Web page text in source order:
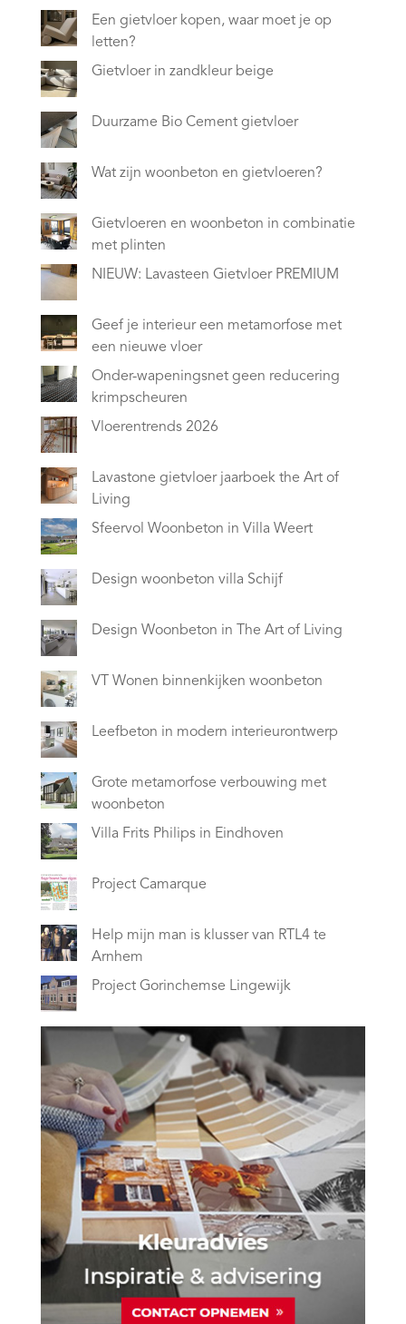
Een gietvloer kopen, waar moet je op
letten?
Gietvloer in zandkleur beige
Duurzame Bio Cement gietvloer
Wat zijn woonbeton en gietvloeren?
Gietvloeren en woonbeton in combinatie
met plinten
NIEUW: Lavasteen Gietvloer PREMIUM
Geef je interieur een metamorfose met
een nieuwe vloer
Onder-wapeningsnet geen reducering
krimpscheuren
Vloerentrends 2026
Lavastone gietvloer jaarboek the Art of
Living
Sfeervol Woonbeton in Villa Weert
Design woonbeton villa Schijf
Design Woonbeton in The Art of Living
VT Wonen binnenkijken woonbeton
Leefbeton in modern interieurontwerp
Grote metamorfose verbouwing met
woonbeton
Villa Frits Philips in Eindhoven
Project Camarque
Help mijn man is klusser van RTL4 te
Arnhem
Project Gorinchemse Lingewijk